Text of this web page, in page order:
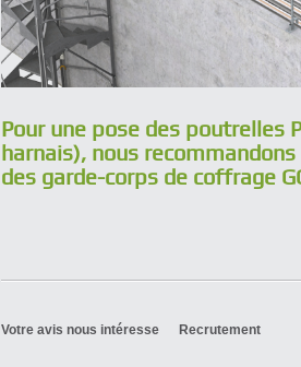
Pour une pose des poutrelles
harnais), nous
des garde-corps de coffrage
Votre avis nous intéresse Recrutement